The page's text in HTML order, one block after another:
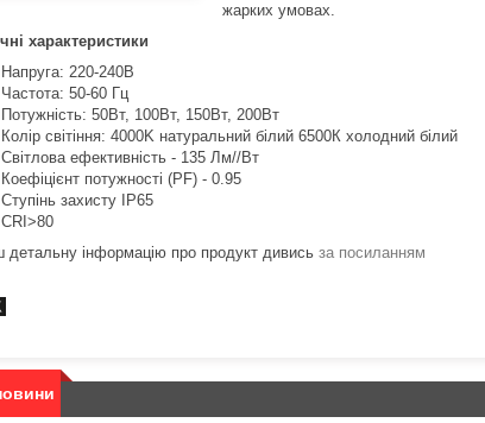
жарких умовах.
характеристики
Напруга: 220-240В
Частота: 50-60 Гц
Потужність: 50Вт, 100Вт, 150Вт, 200Вт
Колір світіння: 4000K натуральний білий 6500К холодний білий
Світлова ефективність - 135 Лм//Вт
Коефіцієнт потужності (PF) - 0.95
Ступінь захисту IP65
CRI>80
детальну інформацію про продукт дивись за посиланням